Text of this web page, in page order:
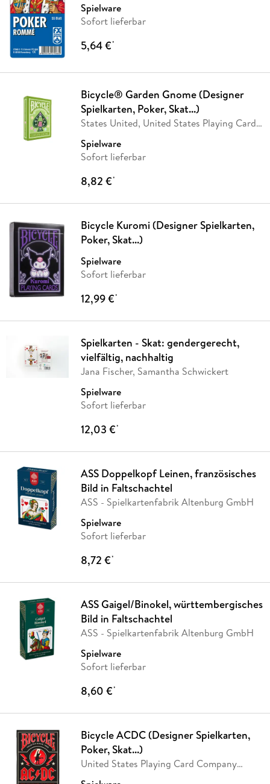
Spielware
Sofort lieferbar
5,64 €*
Bicycle® Garden Gnome (Designer
Spielkarten, Poker, Skat...)
States United, United States Playing Card
Spielware
Sofort lieferbar
8,82 €*
Bicycle Kuromi (Designer Spielkarten,
Poker, Skat...)
Spielware
Sofort lieferbar
12,99 €*
Spielkarten - Skat: gendergerecht,
vielfältig, nachhaltig
Jana Fischer, Samantha Schwickert
Spielware
Sofort lieferbar
12,03 €*
ASS Doppelkopf Leinen, französisches
Bild in Faltschachtel
ASS - Spielkartenfabrik Altenburg GmbH
Spielware
Sofort lieferbar
8,72 €*
ASS Gaigel/Binokel, württembergisches
Bild in Faltschachtel
ASS - Spielkartenfabrik Altenburg GmbH
Spielware
Sofort lieferbar
8,60 €*
Bicycle ACDC (Designer Spielkarten,
Poker, Skat...)
United States Playing Card Company